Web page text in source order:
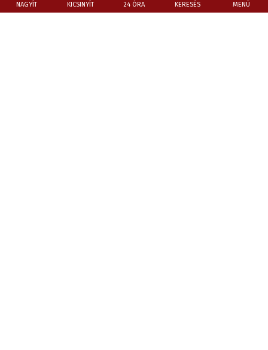
NAGYÍT KICSINYÍT 24 ÓRA KERESÉS MENÜ
Kövessen minket máshol is: